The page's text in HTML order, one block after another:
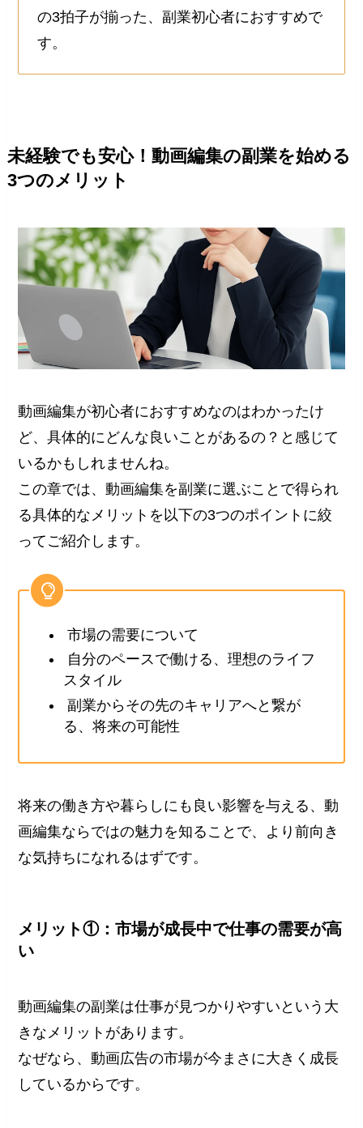
の3拍子が揃った、副業初心者におすすめで
す。
未経験でも安心！動画編集の副業を始める
3つのメリット
動画編集が初心者におすすめなのはわかったけ
ど、具体的にどんな良いことがあるの？と感じて
いるかもしれませんね。
この章では、動画編集を副業に選ぶことで得られ
る具体的なメリットを以下の3つのポイントに絞
ってご紹介します。
市場の需要について
自分のペースで働ける、理想のライフ
スタイル
副業からその先のキャリアへと繋が
る、将来の可能性
将来の働き方や暮らしにも良い影響を与える、動
画編集ならではの魅力を知ることで、より前向き
な気持ちになれるはずです。
メリット①：市場が成長中で仕事の需要が高
い
動画編集の副業は仕事が見つかりやすいという大
きなメリットがあります。
なぜなら、動画広告の市場が今まさに大きく成長
しているからです。